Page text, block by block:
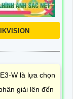
W là lựa chọn
giải lên đến